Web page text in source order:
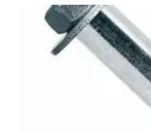
и держатели для труб